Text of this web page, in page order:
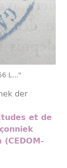
L..."
der
et de